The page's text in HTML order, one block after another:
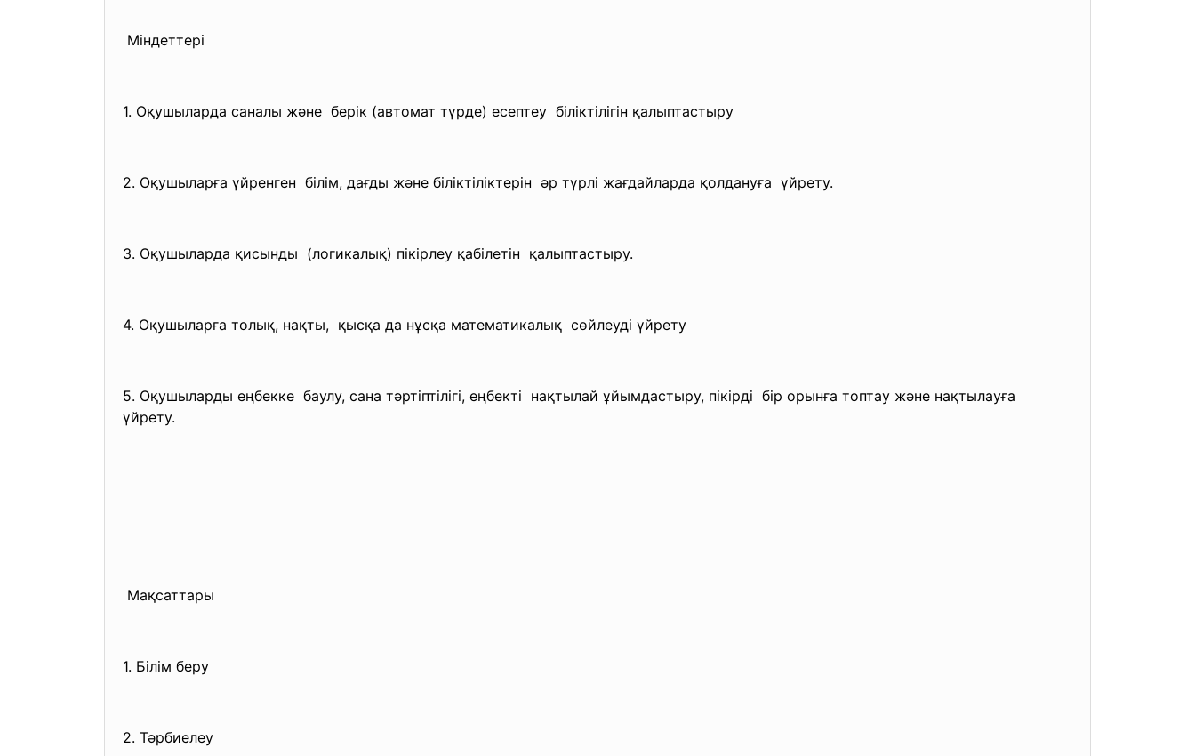
Міндеттері
1. Оқушыларда саналы және берік (автомат түрде) есептеу біліктілігін қалыптастыру
2. Оқушыларға үйренген білім, дағды және біліктіліктерін әр түрлі жағдайларда қолдануға үйрету.
3. Оқушыларда қисынды (логикалық) пікірлеу қабілетін қалыптастыру.
4. Оқушыларға толық, нақты, қысқа да нұсқа математикалық сөйлеуді үйрету
5. Оқушыларды еңбекке баулу, сана тәртіптілігі, еңбекті нақтылай ұйымдастыру, пікірді бір орынға топтау және нақтылауға
үйрету.
Мақсаттары
1. Білім беру
2. Тәрбиелеу